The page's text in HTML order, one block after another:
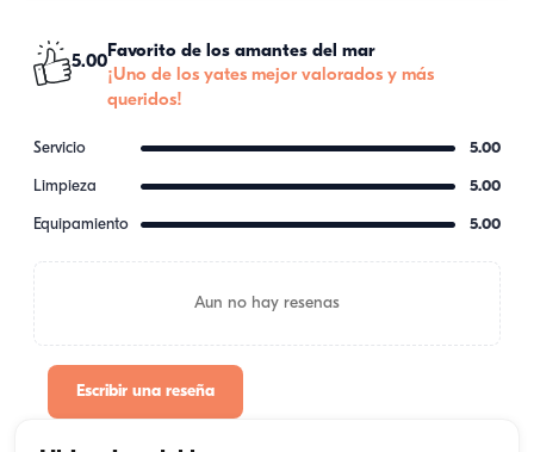
5.00
Favorito de los amantes del mar
¡Uno de los yates mejor valorados y más
queridos!
Servicio 5.00
Limpieza 5.00
Equipamiento 5.00
Aun no hay resenas
Escribir una reseña